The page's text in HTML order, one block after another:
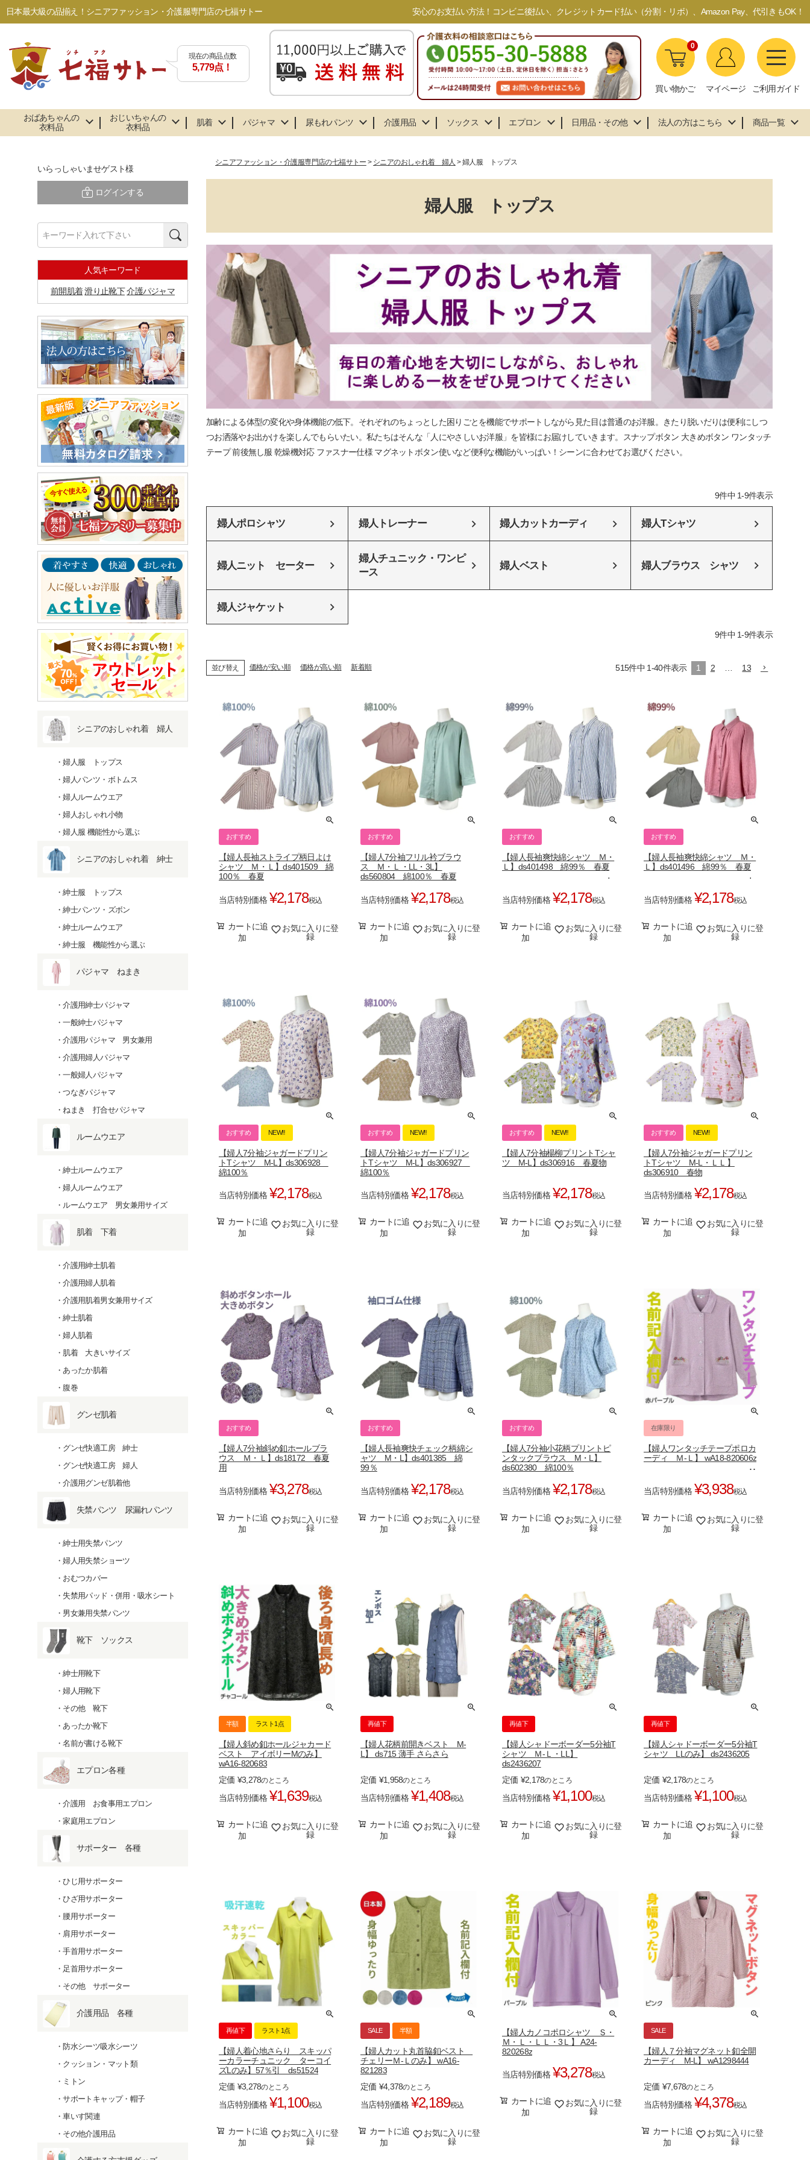
日本最大級の品揃え！シニアファッション・介護服専門店の七福サトー 安心のお支払い方法！コンビニ後払い、クレジットカード払い（分割・リボ）、Amazon Pay、代引きもOK！
現在の商品点数
5,779点！
買い物かご
0
マイページ ご利用ガイド
おばあちゃんの
衣料品
おじいちゃんの
衣料品
肌着 パジャマ 尿もれパンツ 介護用品 ソックス エプロン 日用品・その他 法人の方はこちら 商品一覧
シニアファッション・介護服専門店の七福サトー シニアのおしゃれ着 婦人 婦人服 トップス
婦人服 トップス
加齢による体型の変化や身体機能の低下。それぞれのちょっとした困りごとを機能でサポートしながら見た目は普通のお洋服。きたり脱いだりは便利にしつ
つお洒落やお出かけを楽しんでもらいたい。私たちはそんな「人にやさしいお洋服」を皆様にお届けしていきます。スナップボタン 大きめボタン ワンタッチ
テープ 前後無し服 乾燥機対応 ファスナー仕様 マグネットボタン使いなど便利な機能がいっぱい！シーンに合わせてお選びください。
9件中 1-9件表示
婦人ポロシャツ 婦人トレーナー 婦人カットカーディ 婦人Tシャツ
婦人ニット セーター
婦人チュニック・ワンピ
ース
婦人ベスト 婦人ブラウス シャツ
婦人ジャケット
9件中 1-9件表示
並び替え 価格が安い順 価格が高い順 新着順 515件中 1-40件表示 1 2 13
おすすめ
【婦人長袖ストライプ柄日よけ
シャツ Ｍ・Ｌ】ds401509 綿
100％ 春夏
当店特別価格 ¥2,178税込
カートに追
加
お気に入りに登
録
おすすめ
【婦人7分袖フリル衿ブラウ
ス Ｍ・Ｌ・LL・3L】
ds560804 綿100％ 春夏
当店特別価格 ¥2,178税込
カートに追
加
お気に入りに登
録
おすすめ
【婦人長袖爽快綿シャツ Ｍ・
Ｌ】ds401498 綿99％ 春夏
当店特別価格 ¥2,178税込
カートに追
加
お気に入りに登
録
おすすめ
【婦人長袖爽快綿シャツ Ｍ・
Ｌ】ds401496 綿99％ 春夏
当店特別価格 ¥2,178税込
カートに追
加
お気に入りに登
録
おすすめ NEW‼
【婦人7分袖ジャガードプリン
トTシャツ M-L】ds306928
綿100％
当店特別価格 ¥2,178税込
カートに追
加
お気に入りに登
録
おすすめ NEW‼
【婦人7分袖ジャガードプリン
トTシャツ M-L】ds306927
綿100％
当店特別価格 ¥2,178税込
カートに追
加
お気に入りに登
録
おすすめ NEW‼
【婦人7分袖楊柳プリントTシャ
ツ M-L】ds306916 春夏物
当店特別価格 ¥2,178税込
カートに追
加
お気に入りに登
録
おすすめ NEW‼
【婦人7分袖ジャガードプリン
トTシャツ M-L・ＬＬ】
ds306910 春物
当店特別価格 ¥2,178税込
カートに追
加
お気に入りに登
録
おすすめ
【婦人7分袖斜め釦ホールブラ
ウス Ｍ・Ｌ】ds18172 春夏
用
当店特別価格 ¥3,278税込
カートに追
加
お気に入りに登
録
おすすめ
【婦人長袖爽快チェック柄綿シ
ャツ M・L】ds401385 綿
99％
当店特別価格 ¥2,178税込
カートに追
加
お気に入りに登
録
おすすめ
【婦人7分袖小花柄プリントピ
ンタックブラウス M・L】
ds602380 綿100％
当店特別価格 ¥2,178税込
カートに追
加
お気に入りに登
録
在庫限り
【婦人ワンタッチテープポロカ
ーディ Ｍ-Ｌ】 wA18-820606z
当店特別価格 ¥3,938税込
カートに追
加
お気に入りに登
録
半額 ラスト1点
【婦人斜め釦ホールジャカード
ベスト アイボリーMのみ】
wA16-820683
定価 ¥3,278のところ
当店特別価格 ¥1,639税込
カートに追
加
お気に入りに登
録
再値下
【婦人花柄前開きベスト M-
L】 ds715 薄手 さらさら
定価 ¥1,958のところ
当店特別価格 ¥1,408税込
カートに追
加
お気に入りに登
録
再値下
【婦人シャドーボーダー5分袖T
シャツ Ｍ-Ｌ・LL】
ds2436207
定価 ¥2,178のところ
当店特別価格 ¥1,100税込
カートに追
加
お気に入りに登
録
再値下
【婦人シャドーボーダー5分袖T
シャツ LLのみ】 ds2436205
定価 ¥2,178のところ
当店特別価格 ¥1,100税込
カートに追
加
お気に入りに登
録
再値下 ラスト1点
【婦人着心地さらり スキッパ
ーカラーチュニック ターコイ
ズLのみ】57％引 ds51524
定価 ¥3,278のところ
当店特別価格 ¥1,100税込
カートに追
加
お気に入りに登
録
SALE 半額
【婦人カット丸首脇釦ベスト
チェリーＭ-Ｌのみ】 wA16-
821283
定価 ¥4,378のところ
当店特別価格 ¥2,189税込
カートに追
加
お気に入りに登
録
【婦人カノコポロシャツ Ｓ・
Ｍ・Ｌ・ＬＬ・3Ｌ】 A24-
820268z
当店特別価格 ¥3,278税込
カートに追
加
お気に入りに登
録
SALE
【婦人７分袖マグネット釦全開
カーディ M-L】 wA1298444
定価 ¥7,678のところ
当店特別価格 ¥4,378税込
カートに追
加
お気に入りに登
録
いらっしゃいませゲスト様
ログインする
人気キーワード
前開肌着 滑り止靴下 介護パジャマ
シニアのおしゃれ着 婦人
婦人服 トップス
婦人パンツ・ボトムス
婦人ルームウエア
婦人おしゃれ小物
婦人服 機能性から選ぶ
シニアのおしゃれ着 紳士
紳士服 トップス
紳士パンツ・ズボン
紳士ルームウエア
紳士服 機能性から選ぶ
パジャマ ねまき
介護用紳士パジャマ
一般紳士パジャマ
介護用パジャマ 男女兼用
介護用婦人パジャマ
一般婦人パジャマ
つなぎパジャマ
ねまき 打合せパジャマ
ルームウエア
紳士ルームウエア
婦人ルームウエア
ルームウエア 男女兼用サイズ
肌着 下着
介護用紳士肌着
介護用婦人肌着
介護用肌着男女兼用サイズ
紳士肌着
婦人肌着
肌着 大きいサイズ
あったか肌着
腹巻
グンゼ肌着
グンゼ快適工房 紳士
グンゼ快適工房 婦人
介護用グンゼ肌着他
失禁パンツ 尿漏れパンツ
紳士用失禁パンツ
婦人用失禁ショーツ
おむつカバー
失禁用パッド・併用・吸水シート
男女兼用失禁パンツ
靴下 ソックス
紳士用靴下
婦人用靴下
その他 靴下
あったか靴下
名前が書ける靴下
エプロン各種
介護用 お食事用エプロン
家庭用エプロン
サポーター 各種
ひじ用サポーター
ひざ用サポーター
腰用サポーター
肩用サポーター
手首用サポーター
足首用サポーター
その他 サポーター
介護用品 各種
防水シーツ吸水シーツ
クッション・マット類
ミトン
サポートキャップ・帽子
車いす関連
その他介護用品